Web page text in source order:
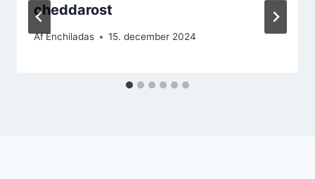
cheddarost
AfEnchiladas 15. december 2024